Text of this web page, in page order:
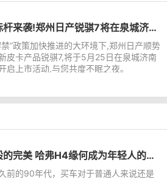
皮卡新标杆来袭!郑州日产锐骐7将在泉城济南上市
”政策加快推进的大环境下,郑州日产顺势
皮卡产品锐骐7,将于5月25日在泉城济南
启上市活动,与您共度不眠之夜。
教科书般的完美 哈弗H4缘何成为年轻人的品质之选
前的90年代，买车对于普通人来说还是